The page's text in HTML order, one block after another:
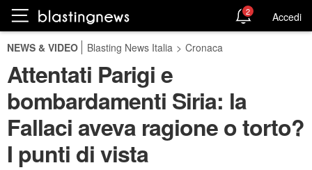
2 Accedi
NEWS & VIDEO Blasting News Italia > Cronaca
Attentati Parigi e
bombardamenti Siria: la
Fallaci aveva ragione o torto?
I punti di vista